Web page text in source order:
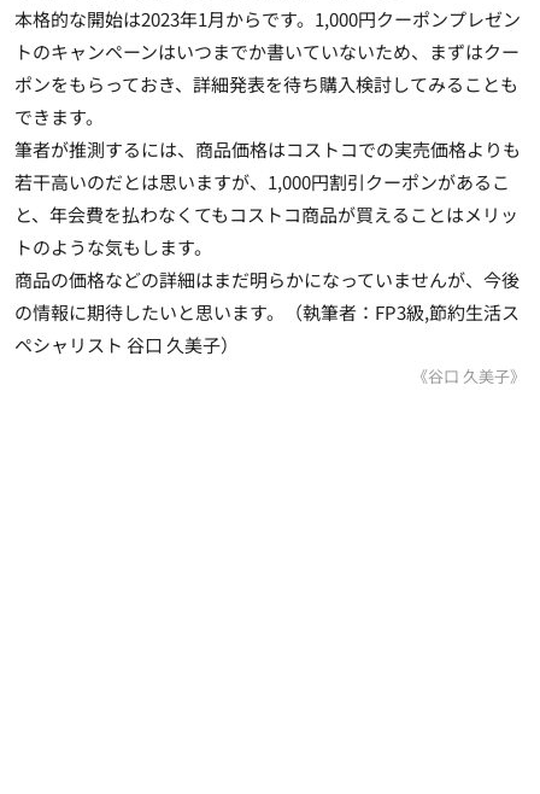
本格的な開始は2023年1月からです。 1,000円クーポンプレゼン
トのキャンペーンはいつまでか書いていないため、まずはクー
ポンをもらっておき、詳細発表を待ち購入検討してみることも
できます。
筆者が推測するには、商品価格はコストコでの実売価格よりも
若干高いのだとは思いますが、 1,000円割引クーポンがあるこ
と、年会費を払わなくてもコストコ商品が買えることはメリッ
トのような気もします。
商品の価格などの詳細はまだ明らかになっていませんが、今後
の情報に期待したいと思います。（執筆者：FP3級,節約生活ス
ペシャリスト 谷口 久美子）
《谷口 久美子》